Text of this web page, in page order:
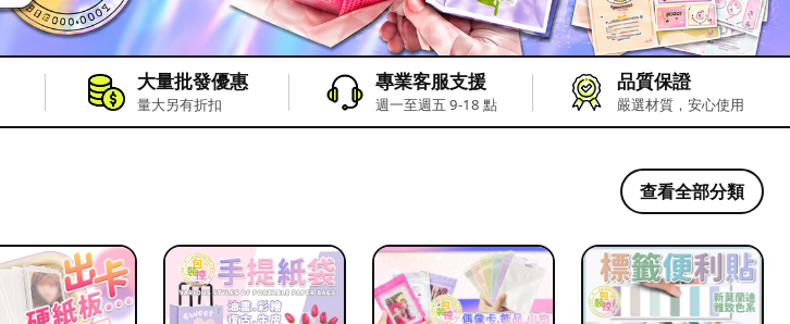
大量批發優惠
量大另有折扣
專業客服支援
週一至週五 9-18 點
品質保證
嚴選材質，安心使用
查看全部分類